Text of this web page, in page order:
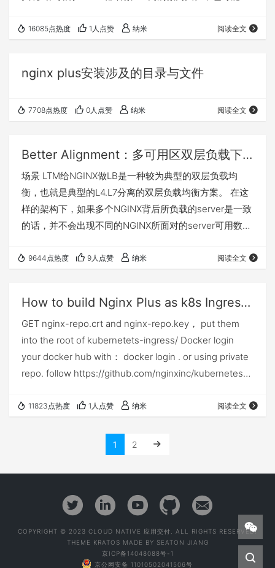
NGINX作为sidecar部署到业务pod内，并通过NGINX集
sidecar，那么可以由应用自身来解决这个问题，尽管应
16085点热度 1人点赞 纳米 阅读全文
nginx plus安装涉及的目录与文件
7708点热度 0人点赞 纳米 阅读全文
Better Alignment：多可用区双层负载下,如何借助F5避免局部NGINX后业务实例过载
场景 LTM给NGINX做LB是一种较为典型的双层负载均
衡，也就是典型的L4.L7分离的双层负载均衡方案。 在这
样的架构下，如果多个NGINX背后所负载的server是一致
的话，并不会出现不同的NGINX所面对的server可用数量
是位于不同的可用区或者不同的DC，此时LTM如仅做应
服务器。如果某个 NGINX 的upstr…
9644点热度 9人点赞 纳米 阅读全文
How to build Nginx Plus as k8s Ingress controller and run with F5 CIS together
GET nginx-repo.crt and nginx-repo.key， put them
into the root of kubernetets-ingress/ Docker login
your docker hub with： docker login . or using private
repo. follow https://github.com/nginxinc/kubernetes-
dock…
11823点热度 1人点赞 纳米 阅读全文
1 2
COPYRIGHT © 2023 CLOUD NATIVE 应用交付. ALL RIGHTS RESERVED.
THEME KRATOS MADE BY SEATON JIANG
京ICP备14048088号-1
京公网安备 11010502041506号